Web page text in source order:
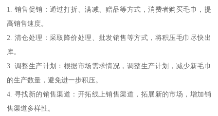
1. 销售促销：通过打折、满减、赠品等方式，消费者购买毛巾，提
高销售速度。
2. 清仓处理：采取降价处理、批发销售等方式，将积压毛巾尽快出
库。
3. 调整生产计划：根据市场需求情况，调整生产计划，减少新毛巾
的生产数量，避免进一步积压。
4. 寻找新的销售渠道：开拓线上销售渠道，拓展新的市场，增加销
售渠道多样性。